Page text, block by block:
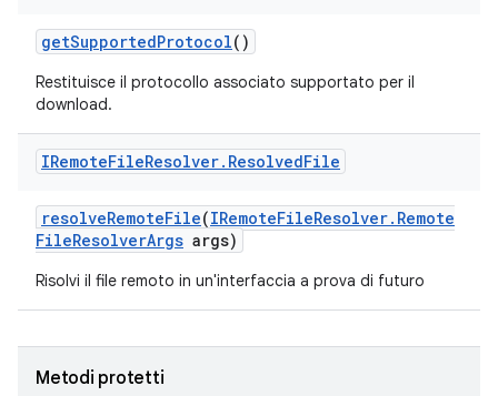
getSupportedProtocol()
Restituisce il protocollo associato supportato per il
download.
IRemoteFileResolver. ResolvedFile
resolveRemoteFile(IRemoteFileResolver. Remote
FileResolverArgs args)
Risolvi il file remoto in un'interfaccia a prova di futuro
Metodi protetti